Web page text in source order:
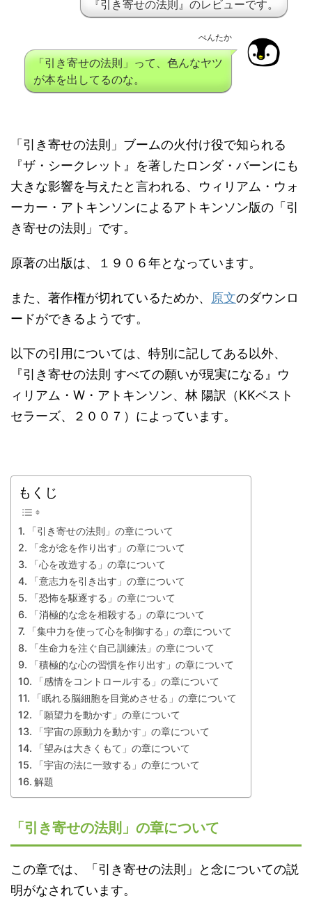
『引き寄せの法則』のレビューです。
ぺんたか
「引き寄せの法則」って、色んなヤツ
が本を出してるのな。
「引き寄せの法則」ブームの火付け役で知られる
『ザ・シークレット』を著したロンダ・バーンにも
大きな影響を与えたと言われる、ウィリアム・ウォ
ーカー・アトキンソンによるアトキンソン版の「引
き寄せの法則」です。
原著の出版は、１９０６年となっています。
また、著作権が切れているためか、 原文のダウンロ
ードができるようです。
以下の引用については、特別に記してある以外、
『引き寄せの法則 すべての願いが現実になる』ウ
ィリアム・W・アトキンソン、林 陽訳（KKベスト
セラーズ、２００７）によっています。
もくじ
「引き寄せの法則」の章について
「念が念を作り出す」の章について
「心を改造する」の章について
「意志力を引き出す」の章について
「恐怖を駆逐する」の章について
「消極的な念を相殺する」の章について
「集中力を使って心を制御する」の章について
「生命力を注ぐ自己訓練法」の章について
「積極的な心の習慣を作り出す」の章について
「感情をコントロールする」の章について
「眠れる脳細胞を目覚めさせる」の章について
「願望力を動かす」の章について
「宇宙の原動力を動かす」の章について
「望みは大きくもて」の章について
「宇宙の法に一致する」の章について
解題
「引き寄せの法則」の章について
この章では、「引き寄せの法則」と念についての説
明がなされています。